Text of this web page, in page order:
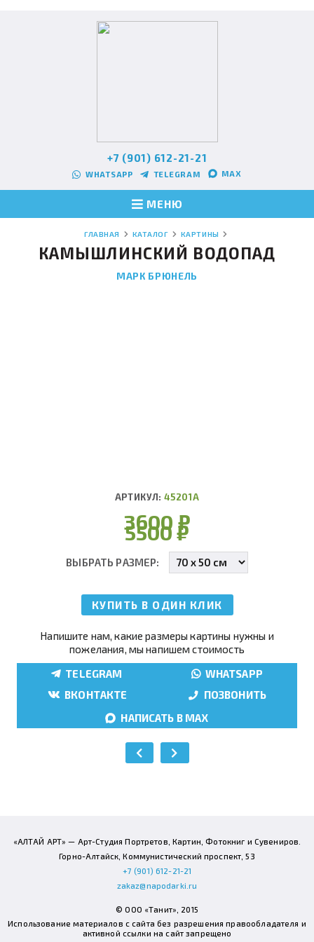
+7 (901) 612-21-21
WHATSAPP TELEGRAM MAX
МЕНЮ
ГЛАВНАЯ КАТАЛОГ КАРТИНЫ
КАМЫШЛИНСКИЙ ВОДОПАД
МАРК БРЮНЕЛЬ
АРТИКУЛ:45201А
3600 ₽
5500₽
ВЫБРАТЬ РАЗМЕР:
КУПИТЬ В ОДИН КЛИК
Напишите нам, какие размеры картины нужны и
пожелания, мы напишем стоимость
TELEGRAM
WHATSAPP
ВКОНТАКТЕ
ПОЗВОНИТЬ
НАПИСАТЬ В MAX
«АЛТАЙ АРТ» — Арт-Студия Портретов, Картин, Фотокниг и Сувениров.
Горно-Алтайск, Коммунистический проспект, 53
+7 (901) 612-21-21
zakaz@napodarki.ru
© ООО «Танит», 2015
Использование материалов с сайта без разрешения правообладателя и
активной ссылки на сайт запрещено